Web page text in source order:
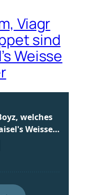
Viagr
sind
Weisse